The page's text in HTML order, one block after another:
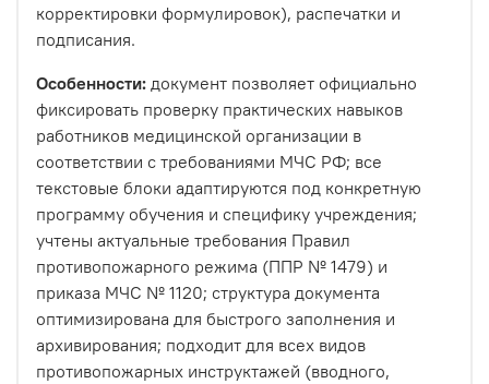
корректировки формулировок), распечатки и
подписания.
Особенности: документ позволяет официально
фиксировать проверку практических навыков
работников медицинской организации в
соответствии с требованиями МЧС РФ; все
текстовые блоки адаптируются под конкретную
программу обучения и специфику учреждения;
учтены актуальные требования Правил
противопожарного режима (ППР № 1479) и
приказа МЧС № 1120; структура документа
оптимизирована для быстрого заполнения и
архивирования; подходит для всех видов
противопожарных инструктажей (вводного,